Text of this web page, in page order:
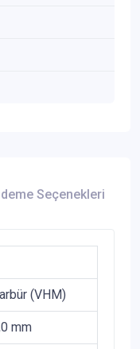
Seçenekleri
(VHM)
mm